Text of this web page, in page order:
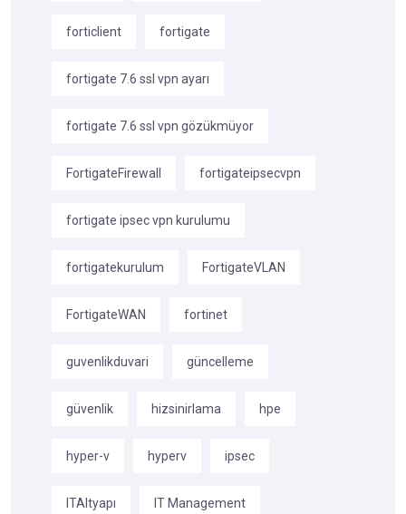
forticlient fortigate
fortigate 7.6 ssl vpn ayarı
fortigate 7.6 ssl vpn gözükmüyor
FortigateFirewall fortigateipsecvpn
fortigate ipsec vpn kurulumu
fortigatekurulum FortigateVLAN
FortigateWAN fortinet
guvenlikduvari güncelleme
güvenlik hizsinirlama hpe
hyper-v hyperv ipsec
ITAltyapı IT Management